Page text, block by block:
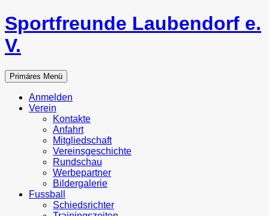
Zum
Inhalt
springen
Sportfreunde Laubendorf e.
V.
Suchen
Primäres Menü
Anmelden
Verein
Kontakte
Anfahrt
Mitgliedschaft
Vereinsgeschichte
Rundschau
Werbepartner
Bildergalerie
Fussball
Schiedsrichter